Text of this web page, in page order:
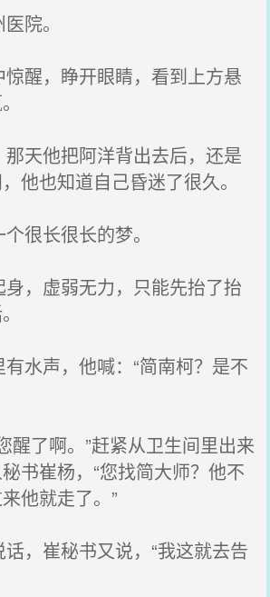
院。
醒，睁开眼睛，看到上方悬
天他把阿洋背出去后，还是
他也知道自己昏迷了很久。
很长很长的梦。
，虚弱无力，只能先抬了抬
水声，他喊：“简南柯？是不
醒了啊。”赶紧从卫生间里出来
书崔杨，“您找简大师？他不
他就走了。”
，崔秘书又说，“我这就去告